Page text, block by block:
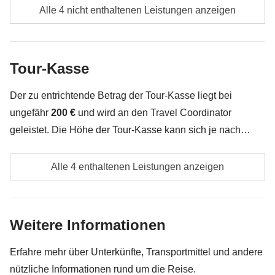
Nicht enthalten
: Mahlzeiten und Getränke
Verpflegung, wenn nicht ausdrücklich angegeben
unterbringen kannst
Alles, was nicht unter „Was ist inbegriffen“ erwähnt
Alle 4 nicht enthaltenen Leistungen anzeigen
Tour-Kasse
Der zu entrichtende Betrag der Tour-Kasse liegt bei
ungefähr 200 € und wird an den Travel Coordinator
geleistet. Die Höhe der Tour-Kasse kann sich je nach
unternimmt, ändern. Das restliche Geld wird den
Teilnehmern am Ende der Reise zurückerstattet. Und
keine Sorge, unsere Travel Coordinator versuchen immer
Bootstour zur Monkey Island
einzelnen Mitglieder der Gruppe einigen, sowie der
Anteil des Travel Coordinators. Aktivitäten, die über
die Tour-Kasse bezahlt werden: Sie werden von
Alle 4 enthaltenen Leistungen anzeigen
Weitere Informationen
Erfahre mehr über Unterkünfte, Transportmittel und andere
nützliche Informationen rund um die Reise.